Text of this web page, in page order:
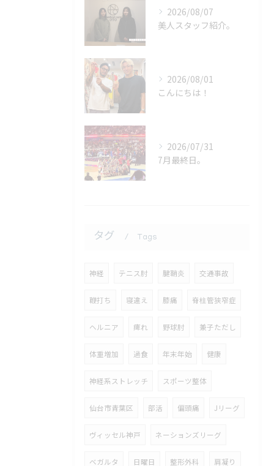
2026/08/07
美人スタッフ紹介。
2026/08/01
こんにちは！
2026/07/31
7月最終日。
タグ Tags
神経 テニス肘 腱鞘炎 交通事故
鞭打ち 寝違え 膝痛 脊柱管狭窄症
ヘルニア 痺れ 野球肘 兼子ただし
体重増加 過食 年末年始 健康
神経系ストレッチ スポーツ整体
仙台市青葉区 部活 偏頭痛 Jリーグ
ヴィッセル神戸 ネーションズリーグ
ベガルタ 日曜日 整形外科 肩凝り